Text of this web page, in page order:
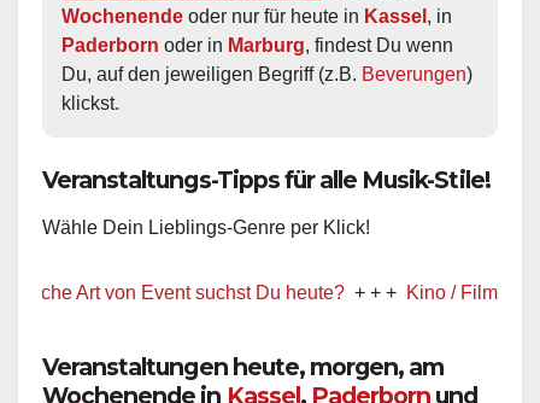
Wochenende oder nur für heute in Kassel
Paderborn oder in Marburg, findest Du wenn
Du, auf den jeweiligen Begriff (z.B. Beverungen)
klickst.
Veranstaltungs-Tipps für alle Musik-Stile!
Wähle Dein Lieblings-Genre per Klick!
Art von Event suchst Du heute? + + + Kino / Film + + +
Veranstaltungen heute, morgen, am
Wochenende in Kassel, Paderborn und